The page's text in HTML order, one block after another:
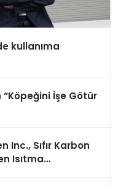
kullanıma
“Köpeğini İşe Götür
Inc., Sıfır Karbon
Isıtma